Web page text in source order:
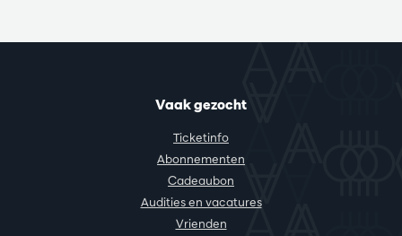
Vaak gezocht
Ticketinfo
Abonnementen
Cadeaubon
Audities en vacatures
Vrienden